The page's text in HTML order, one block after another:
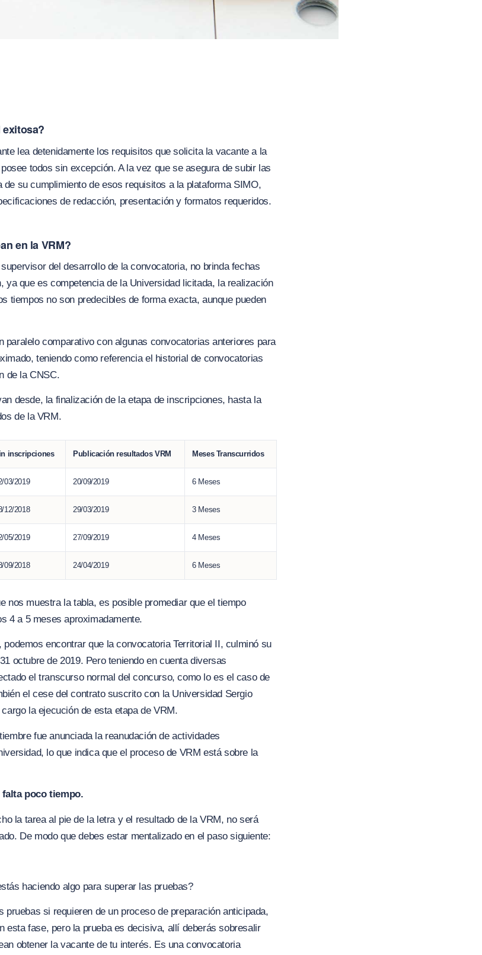
exitosa?
lea detenidamente los requisitos que solicita la vacante a la
todos sin excepción. A la vez que se asegura de subir las
de su cumplimiento de esos requisitos a la plataforma SIMO,
de redacción, presentación y formatos requeridos.
en la VRM?
del desarrollo de la convocatoria, no brinda fechas
ya que es competencia de la Universidad licitada, la realización
tiempos no son predecibles de forma exacta, aunque pueden
paralelo comparativo con algunas convocatorias anteriores para
teniendo como referencia el historial de convocatorias
de la CNSC.
desde, la finalización de la etapa de inscripciones, hasta la
de la VRM.
inscripciones Publicación resultados VRM Meses Transcurridos
03/2019 20/09/2019 6 Meses
12/2018 29/03/2019 3 Meses
05/2019 27/09/2019 4 Meses
09/2018 24/04/2019 6 Meses
nos muestra la tabla, es posible promediar que el tiempo
4 a 5 meses aproximadamente.
podemos encontrar que la convocatoria Territorial II, culminó su
octubre de 2019. Pero teniendo en cuenta diversas
el transcurso normal del concurso, como lo es el caso de
el cese del contrato suscrito con la Universidad Sergio
la ejecución de esta etapa de VRM.
fue anunciada la reanudación de actividades
lo que indica que el proceso de VRM está sobre la
poco tiempo.
la tarea al pie de la letra y el resultado de la VRM, no será
De modo que debes estar mentalizado en el paso siguiente:
haciendo algo para superar las pruebas?
pruebas si requieren de un proceso de preparación anticipada,
esta fase, pero la prueba es decisiva, allí deberás sobresalir
obtener la vacante de tu interés. Es una convocatoria